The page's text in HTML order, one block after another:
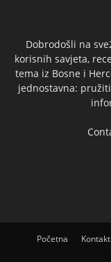
Dobrodošli na
korisnih savjeta,
tema iz Bosne i
jednostavna:
Početna Kontakt